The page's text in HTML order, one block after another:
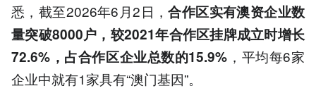
悉，截至2026年6月2日，合作区实有澳资企业数
量突破8000户，较2021年合作区挂牌成立时增长
72.6%，占合作区企业总数的15.9% ，平均每6家
企业中就有1家具有“澳门基因”。